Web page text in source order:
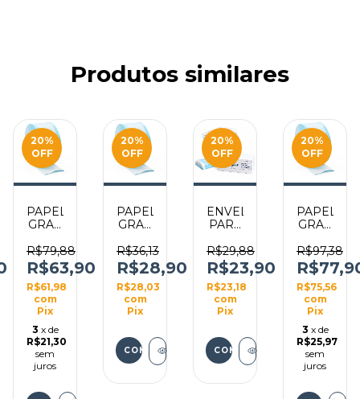
Produtos similares
20%
OFF
PAPEL
GRAU
P/
ESTERILIZACAO
FLEXPELL
12CM
X
100M
R$79,88
R$63,90
R$61,98
com
Pix
3 x de
R$21,30
sem
juros
20%
OFF
PAPEL
GRAU
P/
ESTERILIZACAO
FLEXPELL
5CM X
100M
R$36,13
R$28,90
R$28,03
com
Pix
20%
OFF
ENVELOPE
PARA
ALICATE
AUTOCLAVE
9CM X
23CM
COM
100UN
R$29,88
R$23,90
R$23,18
com
Pix
20%
OFF
PAPEL
GRAU
P/
FLEXPELL
15CM
X
100M
R$97,38
R$75,56
com
Pix
3 x de
R$25,97
sem
juros